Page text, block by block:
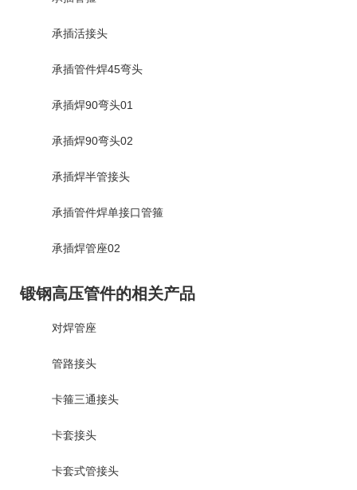
承插活接头
承插管件焊45弯头
承插焊90弯头01
承插焊90弯头02
承插焊半管接头
承插管件焊单接口管箍
承插焊管座02
锻钢高压管件的相关产品
对焊管座
管路接头
卡箍三通接头
卡套接头
卡套式管接头